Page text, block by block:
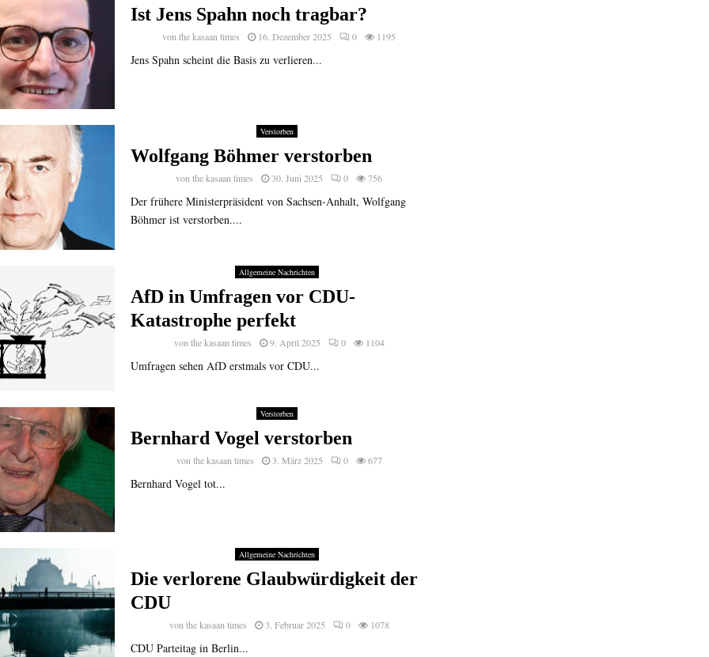
Ist Jens Spahn noch tragbar?
vonthe kasaan times 16. Dezember 2025 0 1195
Jens Spahn scheint die Basis zu verlieren...
Verstorben
Wolfgang Böhmer verstorben
vonthe kasaan times 30. Juni 2025 0 756
Der frühere Ministerpräsident von Sachsen-Anhalt, Wolfgang
Böhmer ist verstorben....
Allgemeine Nachrichten
AfD in Umfragen vor CDU-
Katastrophe perfekt
vonthe kasaan times 9. April 2025 0 1104
Umfragen sehen AfD erstmals vor CDU...
Verstorben
Bernhard Vogel verstorben
von the kasaan times 3. März 2025 0 677
Bernhard Vogel tot...
Allgemeine Nachrichten
Die verlorene Glaubwürdigkeit der
CDU
vonthe kasaan times 3. Februar 2025 0 1078
CDU Parteitag in Berlin...